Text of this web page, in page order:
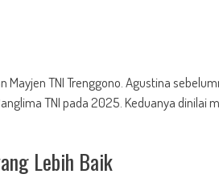
Mayjen TNI Trenggono. Agustina
TNI pada 2025. Keduanya dinilai
Lebih Baik